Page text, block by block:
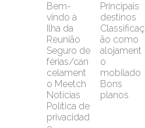
Bem-
vindo à
Ilha da
Reunião
Seguro de
férias/can
celament
o Meetch
Notícias
Política de
privacidad
Principais
destinos
Classificaç
ão como
alojament
o
mobilado
Bons
planos